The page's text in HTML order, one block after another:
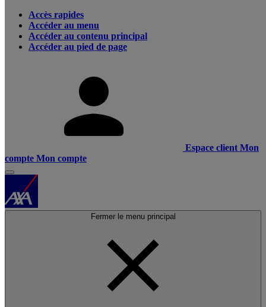
Accès rapides
Accéder au menu
Accéder au contenu principal
Accéder au pied de page
Espace client Mon
compte Mon compte
Fermer le menu principal